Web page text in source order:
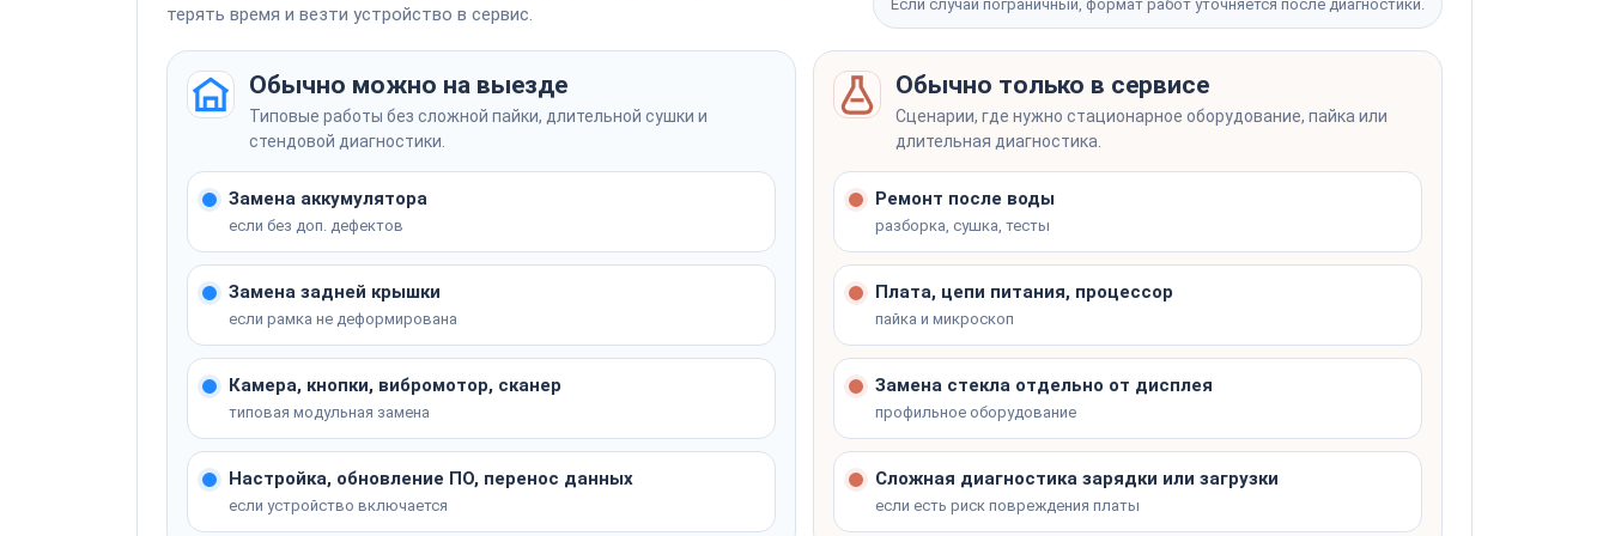
Перенос данных со старого устройства (Smart Switch)
Защита гидрогелевой пленкой
Не уверены, что сломалось? Мастер определит на месте
терять время и везти устройство в сервис.
Если случай пограничный, формат работ уточняется после диагностики.
Обычно можно на выезде
Типовые работы без сложной пайки, длительной сушки и
стендовой диагностики.
Замена аккумулятора
если без доп. дефектов
Замена задней крышки
если рамка не деформирована
Камера, кнопки, вибромотор, сканер
типовая модульная замена
Настройка, обновление ПО, перенос данных
если устройство включается
Обычно только в сервисе
Сценарии, где нужно стационарное оборудование, пайка или
длительная диагностика.
Ремонт после воды
разборка, сушка, тесты
Плата, цепи питания, процессор
пайка и микроскоп
Замена стекла отдельно от дисплея
профильное оборудование
Сложная диагностика зарядки или загрузки
если есть риск повреждения платы